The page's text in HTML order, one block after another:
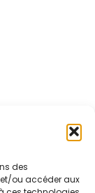
des
ou accéder aux